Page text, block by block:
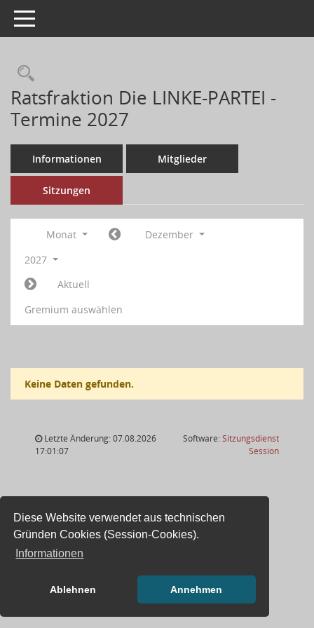
Diese Website verwendet aus technischen
Gründen Cookies (Session-Cookies).
Informationen
Ablehnen Annehmen
Toggle navigation
Ratsfraktion Die LINKE-PARTEI -
Termine 2027
Informationen Mitglieder
Sitzungen
Monat
Dezember
2027
Aktuell
Gremium auswählen
Keine Daten gefunden.
Letzte Änderung: 07.08.2026
17:01:07
Software:Sitzungsdienst
Session(Wird in